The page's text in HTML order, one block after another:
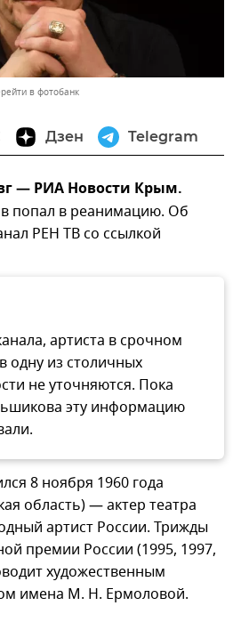
в фотобанк
Дзен Telegram
— РИА Новости Крым.
попал в реанимацию. Об
РЕН ТВ со ссылкой
артиста в срочном
одну из столичных
не уточняются. Пока
эту информацию
8 ноября 1960 года
область) — актер театра
артист России. Трижды
премии России (1995, 1997,
художественным
имена М. Н. Ермоловой.